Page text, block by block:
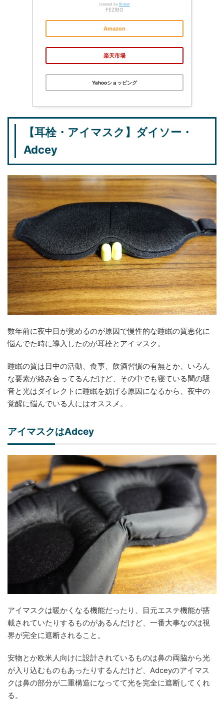
created by Rinker
FEZIBO
Amazon
楽天市場
Yahooショッピング
【耳栓・アイマスク】ダイソー・
Adcey
数年前に夜中目が覚めるのが原因で慢性的な睡眠の質悪化に
悩んでた時に導入したのが耳栓とアイマスク。
睡眠の質は日中の活動、食事、飲酒習慣の有無とか、いろん
な要素が絡み合ってるんだけど、その中でも寝ている間の騒
音と光はダイレクトに睡眠を妨げる原因になるから、夜中の
覚醒に悩んでいる人にはオススメ。
アイマスクはAdcey
アイマスクは暖かくなる機能だったり、目元エステ機能が搭
載されていたりするものがあるんだけど、一番大事なのは視
界が完全に遮断されること。
安物とか欧米人向けに設計されているものは鼻の両脇から光
が入り込むものもあったりするんだけど、Adceyのアイマス
クは鼻の部分が二重構造になってて光を完全に遮断してくれ
る。